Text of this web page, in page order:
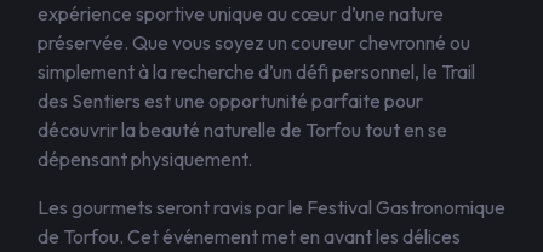
expérience sportive unique au cœur d’une nature
préservée. Que vous soyez un coureur chevronné ou
simplement à la recherche d’un défi personnel, le Trail
des Sentiers est une opportunité parfaite pour
découvrir la beauté naturelle de Torfou tout en se
dépensant physiquement.
Les gourmets seront ravis par le Festival Gastronomique
de Torfou. Cet événement met en avant les délices